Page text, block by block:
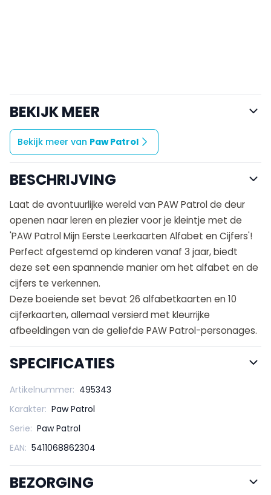
BEKIJK MEER
Bekijk meer van Paw Patrol
BESCHRIJVING
Laat de avontuurlijke wereld van PAW Patrol de deur
openen naar leren en plezier voor je kleintje met de
'PAW Patrol Mijn Eerste Leerkaarten Alfabet en Cijfers'!
Perfect afgestemd op kinderen vanaf 3 jaar, biedt
deze set een spannende manier om het alfabet en de
cijfers te verkennen.
Deze boeiende set bevat 26 alfabetkaarten en 10
cijferkaarten, allemaal versierd met kleurrijke
afbeeldingen van de geliefde PAW Patrol-personages.
SPECIFICATIES
Artikelnummer: 495343
Karakter: Paw Patrol
Serie: Paw Patrol
EAN: 5411068862304
BEZORGING